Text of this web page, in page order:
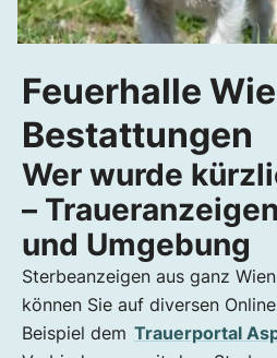
Feuerhalle
Bestattungen
Wer wurde
–
und Umgebung
Sterbeanzeigen aus ganz
können Sie auf diversen
Beispiel dem Trauerportal